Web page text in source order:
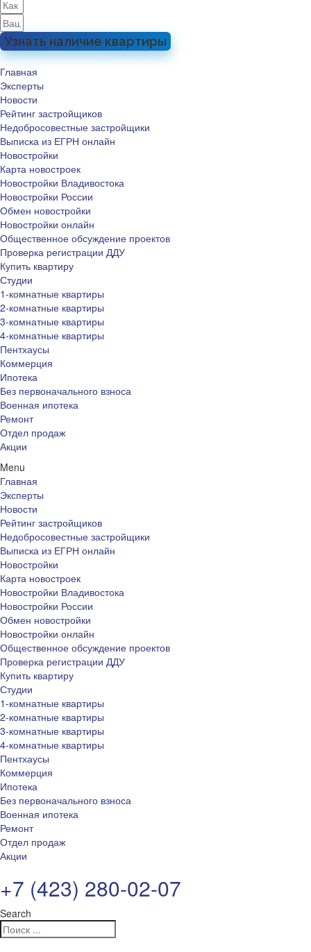
Узнать наличие квартиры
Главная
Эксперты
Новости
Рейтинг застройщиков
Недобросовестные застройщики
Выписка из ЕГРН онлайн
Новостройки
Карта новостроек
Новостройки Владивостока
Новостройки России
Обмен новостройки
Новостройки онлайн
Общественное обсуждение проектов
Проверка регистрации ДДУ
Купить квартиру
Студии
1-комнатные квартиры
2-комнатные квартиры
3-комнатные квартиры
4-комнатные квартиры
Пентхаусы
Коммерция
Ипотека
Без первоначального взноса
Военная ипотека
Ремонт
Отдел продаж
Акции
Menu
Главная
Эксперты
Новости
Рейтинг застройщиков
Недобросовестные застройщики
Выписка из ЕГРН онлайн
Новостройки
Карта новостроек
Новостройки Владивостока
Новостройки России
Обмен новостройки
Новостройки онлайн
Общественное обсуждение проектов
Проверка регистрации ДДУ
Купить квартиру
Студии
1-комнатные квартиры
2-комнатные квартиры
3-комнатные квартиры
4-комнатные квартиры
Пентхаусы
Коммерция
Ипотека
Без первоначального взноса
Военная ипотека
Ремонт
Отдел продаж
Акции
+7 (423) 280-02-07
Search